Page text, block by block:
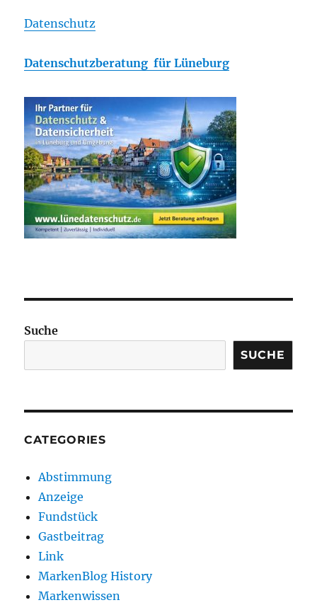
Datenschutz
Datenschutzberatung für Lüneburg
Suche
SUCHE
CATEGORIES
Abstimmung
Anzeige
Fundstück
Gastbeitrag
Link
MarkenBlog History
Markenwissen